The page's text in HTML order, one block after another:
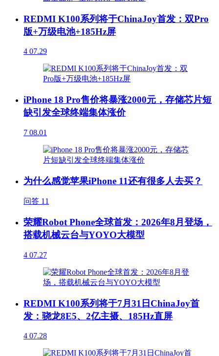
REDMI K100系列将于ChinaJoy首发：双Pro
版+万级电池+185Hz屏
4 07.29
iPhone 18 Pro售价将暴涨2000元，存储芯片短
缺引发全球终端集体涨价
7 08.01
为什么感觉苹果iPhone 11还有很多人去买？
问答 11
荣耀Robot Phone全球首发：2026年8月登场，
搭载机械云台与YOYO大模型
4 07.27
REDMI K100系列将于7月31日ChinaJoy首
发：骁龙8E5、2亿主摄、185Hz直屏
4 07.28